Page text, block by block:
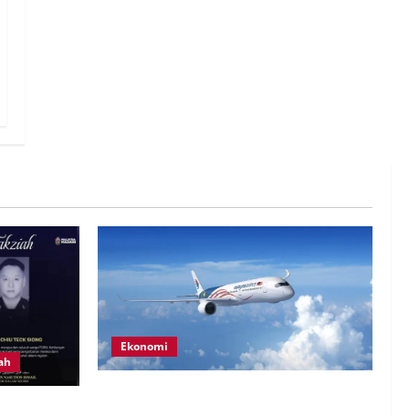
Ekonomi